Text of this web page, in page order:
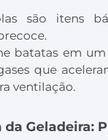
são itens
batatas em
que
ventilação.
da Geladeira: